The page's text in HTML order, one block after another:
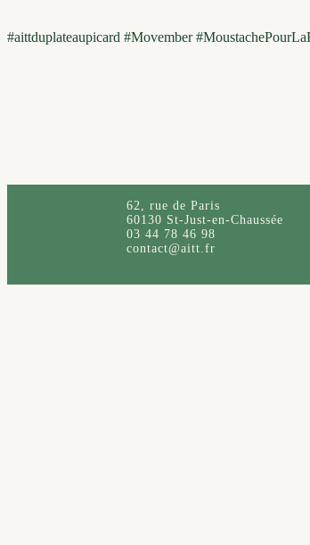
#aittduplateaupicard #Movember
62, rue de Paris
60130 St-Just-en-Chaussée
03 44 78 46 98
contact@aitt.fr